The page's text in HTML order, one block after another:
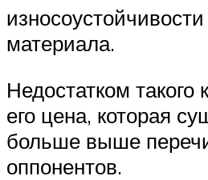
износоустойчивости
материала.
Недостатком такого
его цена, которая
больше выше
оппонентов.